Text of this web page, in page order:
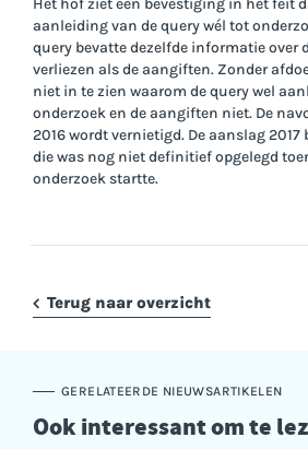
Het hof ziet een bevestiging in het feit
aanleiding van de query wél tot
query bevatte dezelfde informatie over
verliezen als de aangiften. Zonder
niet in te zien waarom de query wel
onderzoek en de aangiften niet. De
2016 wordt vernietigd. De aanslag
die was nog niet definitief opgelegd
onderzoek startte.
Terug naar overzicht
GERELATEERDE NIEUWSARTIKELEN
Ook interessant om te